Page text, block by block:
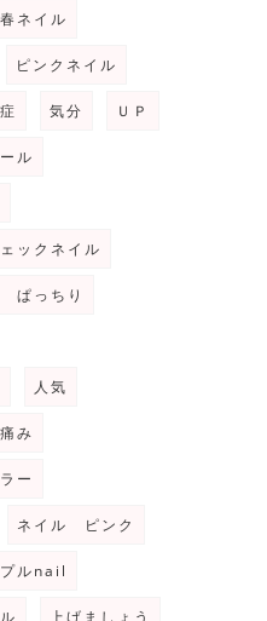
春ネイル
ピンクネイル
気分 ＵＰ
ル
ックネイル
ぱっちり
人気
み
ー
ネイル ピンク
ルnail
上げましょう